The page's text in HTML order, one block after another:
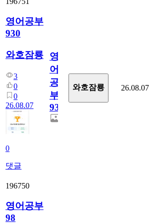
영어공부
930
와호잠룡
3
0
0
26.08.07
0
댓글
영
어
공
부
930
와호잠룡 26.08.07
196750
영어공부
98